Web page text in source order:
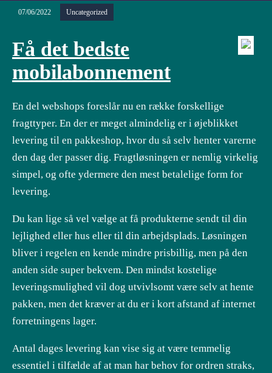
07/06/2022 Uncategorized
Få det bedste
mobilabonnement
En del webshops foreslår nu en række forskellige
fragttyper. En der er meget almindelig er i øjeblikket
levering til en pakkeshop, hvor du så selv henter varerne
den dag der passer dig. Fragtløsningen er nemlig virkelig
simpel, og ofte ydermere den mest betalelige form for
levering.
Du kan lige så vel vælge at få produkterne sendt til din
lejlighed eller hus eller til din arbejdsplads. Løsningen
bliver i regelen en kende mindre prisbillig, men på den
anden side super bekvem. Den mindst kostelige
leveringsmulighed vil dog utvivlsomt være selv at hente
pakken, men det kræver at du er i kort afstand af internet
forretningens lager.
Antal dages levering kan vise sig at være temmelig
essentiel i tilfælde af at man har behov for ordren straks,